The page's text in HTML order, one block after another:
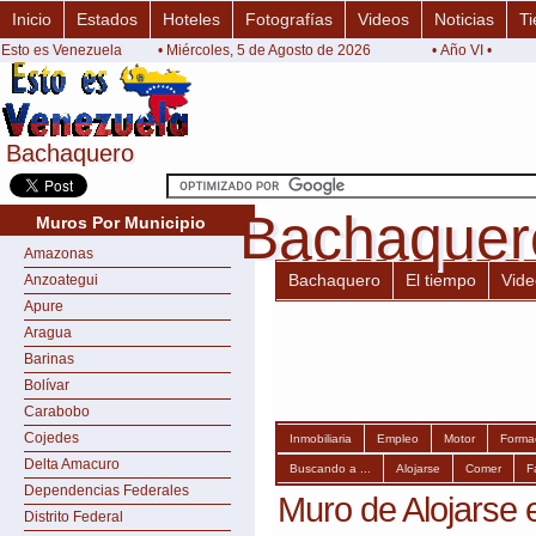
Bachaquero
Bachaquero
Inicio Estados Hoteles Fotografías Videos Noticias
Esto es Venezuela • Miércoles, 5 de Agosto de 2026 • Año VI •
Muros Por Municipio
Amazonas
Anzoategui
Apure
Aragua
Barinas
Bolívar
Carabobo
Cojedes
Delta Amacuro
Dependencias Federales
Distrito Federal
Bachaquero El tiempo
Inmobiliaria Empleo Motor
Buscando a ... Alojarse Comer
Muro de Alojarse